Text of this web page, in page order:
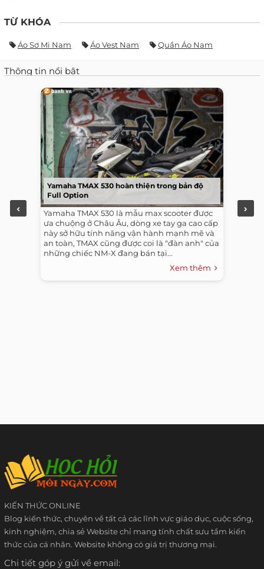
TỪ KHÓA
Áo Sơ Mi Nam Áo Vest Nam Quần Áo Nam
Thông tin nổi bật
Yamaha TMAX 530 hoàn thiện trong bản độ
Full Option
Yamaha TMAX 530 là mẫu max scooter được
ưa chuộng ở Châu Âu, dòng xe tay ga cao cấp
này sở hữu tính năng vận hành mạnh mẽ và
an toàn, TMAX cũng được coi là "đàn anh" của
những chiếc NM-X đang bán tại...
Xem thêm
KIẾN THỨC ONLINE
Blog kiến thức, chuyên về tất cả các lĩnh vực giáo dục, cuộc sống,
kinh nghiệm, chia sẻ Website chỉ mang tính chất sưu tầm kiến
thức của cá nhân. Website không có giá trị thương mại.
Chi tiết góp ý gửi về email: